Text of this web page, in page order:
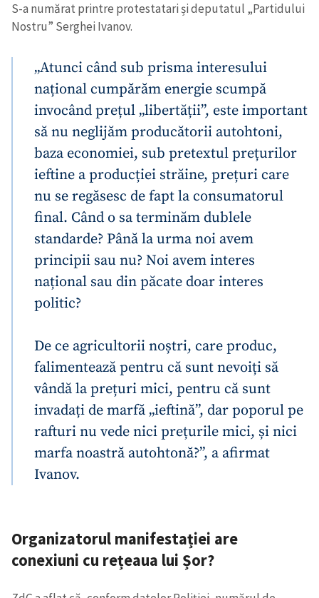
S-a numărat printre protestatari și deputatul „Partidului
Nostru” Serghei Ivanov.
„Atunci când sub prisma interesului
național cumpărăm energie scumpă
invocând prețul „libertății”, este important
să nu neglijăm producătorii autohtoni,
baza economiei, sub pretextul prețurilor
ieftine a producției străine, prețuri care
nu se regăsesc de fapt la consumatorul
final. Când o sa terminăm dublele
standarde? Până la urma noi avem
principii sau nu? Noi avem interes
național sau din păcate doar interes
politic?
De ce agricultorii noștri, care produc,
falimentează pentru că sunt nevoiți să
vândă la prețuri mici, pentru că sunt
invadați de marfă „ieftină”, dar poporul pe
rafturi nu vede nici prețurile mici, și nici
marfa noastră autohtonă?”, a afirmat
Ivanov.
Organizatorul manifestației are
conexiuni cu rețeaua lui Șor?